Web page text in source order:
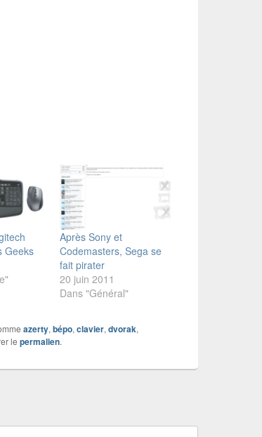
Geeks
Après Sony et
Codemasters, Sega se
fait pirater
20 juin 2011
Dans "Général"
azerty, bépo, clavier, dvorak,
le permalien.